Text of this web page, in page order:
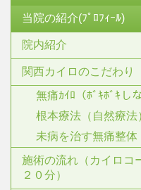
当院の紹介(ﾌﾟﾛﾌｨｰﾙ)
院内紹介
関西カイロのこだわり
無痛ｶｲﾛ（ﾎﾞｷﾎﾞｷし
根本療法（自然療法
未病を治す無痛整体
施術の流れ（カイロコ
２０分）